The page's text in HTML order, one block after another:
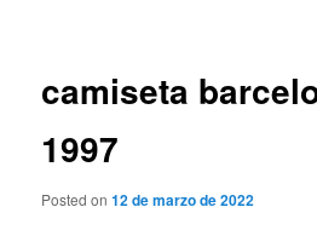
camiseta
1997
Posted on12 de marzo de 2022